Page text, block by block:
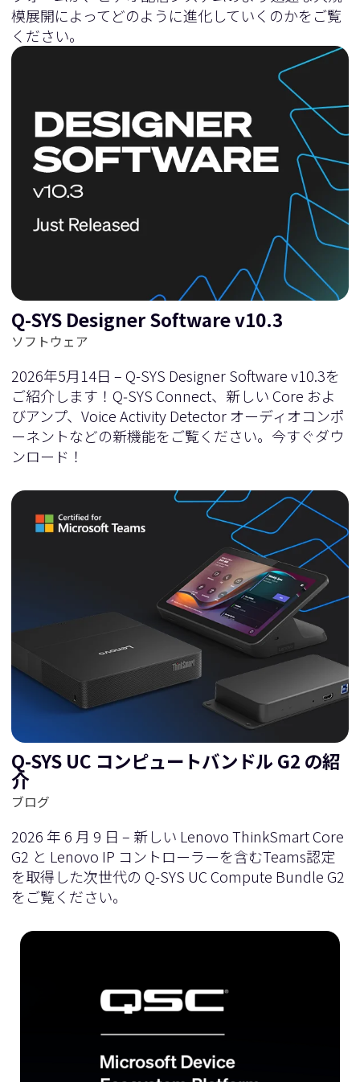
模展開によってどのように進化していくのかをご覧
ください。
Q-SYS Designer Software v10.3
ソフトウェア
2026年5月14日 – Q-SYS Designer Software v10.3を
ご紹介します！Q‑SYS Connect、新しい Core およ
びアンプ、Voice Activity Detector オーディオコンポ
ーネントなどの新機能をご覧ください。今すぐダウ
ンロード！
Q-SYS UC コンピュートバンドル G2 の紹
介
ブログ
2026 年 6 月 9 日 – 新しい Lenovo ThinkSmart Core
G2 と Lenovo IP コントローラーを含むTeams認定
を取得した次世代の Q-SYS UC Compute Bundle G2
をご覧ください。